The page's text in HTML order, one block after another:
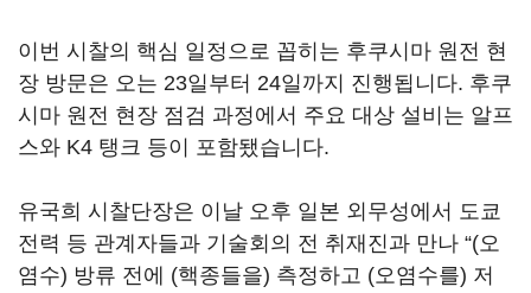
이번 시찰의 핵심 일정으로 꼽히는 후쿠시마 원전 현
장 방문은 오는 23일부터 24일까지 진행됩니다. 후쿠
시마 원전 현장 점검 과정에서 주요 대상 설비는 알프
스와 K4 탱크 등이 포함됐습니다.
유국희 시찰단장은 이날 오후 일본 외무성에서 도쿄
전력 등 관계자들과 기술회의 전 취재진과 만나 “(오
염수) 방류 전에 (핵종들을) 측정하고 (오염수를) 저